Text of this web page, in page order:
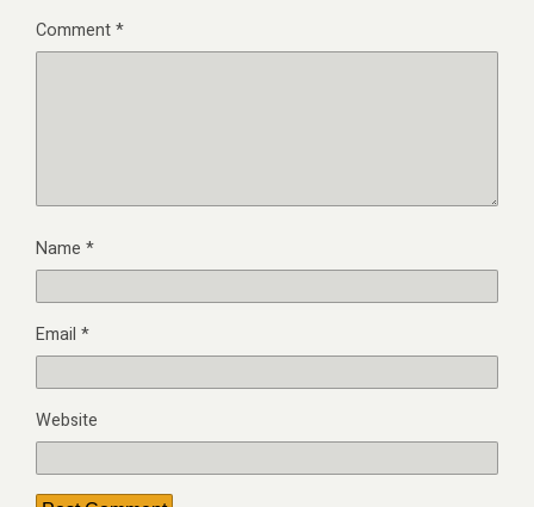
Comment*
Name *
Email *
Website